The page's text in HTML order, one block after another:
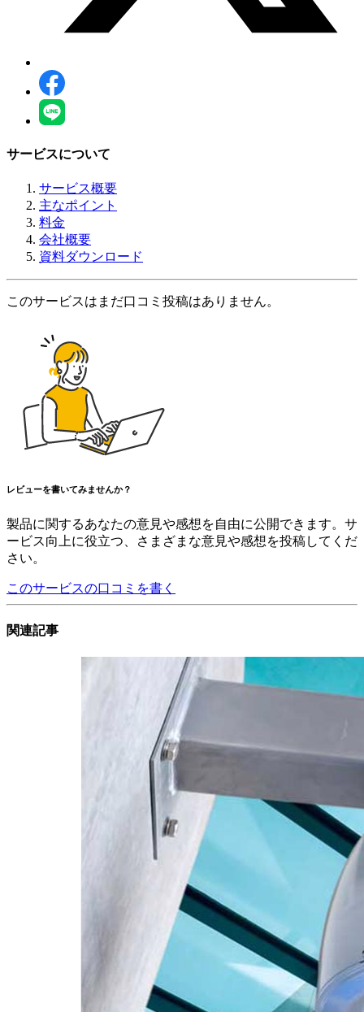
サービスについて
サービス概要
主なポイント
料金
会社概要
資料ダウンロード
このサービスはまだ口コミ投稿はありません。
レビューを書いてみませんか？
製品に関するあなたの意見や感想を自由に公開できます。サ
ービス向上に役立つ、さまざまな意見や感想を投稿してくだ
さい。
このサービスの口コミを書く
関連記事